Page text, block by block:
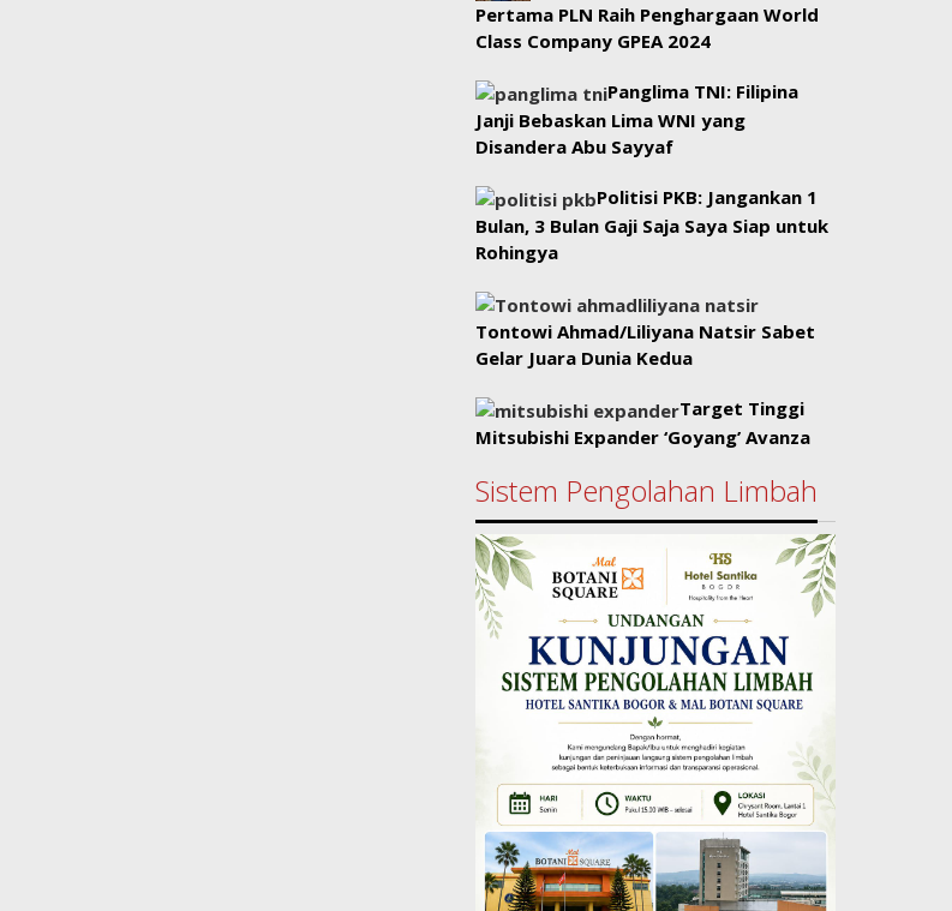
Pertama PLN Raih Penghargaan World
Class Company GPEA 2024
Panglima TNI: Filipina
Janji Bebaskan Lima WNI yang
Disandera Abu Sayyaf
Politisi PKB: Jangankan 1
Bulan, 3 Bulan Gaji Saja Saya Siap untuk
Rohingya
Tontowi Ahmad/Liliyana Natsir Sabet
Gelar Juara Dunia Kedua
Target Tinggi
Mitsubishi Expander ‘Goyang’ Avanza
Sistem Pengolahan Limbah